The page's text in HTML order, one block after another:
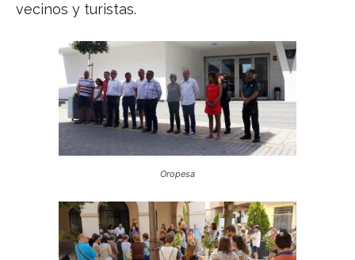
vecinos y turistas.
Oropesa